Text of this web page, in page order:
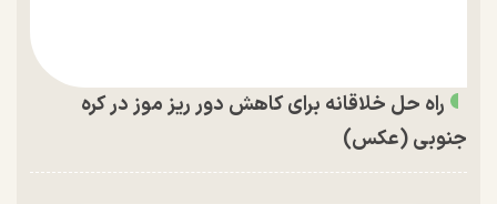
راه حل خلاقانه برای کاهش دور ریز موز در کره
جنوبی (عکس)